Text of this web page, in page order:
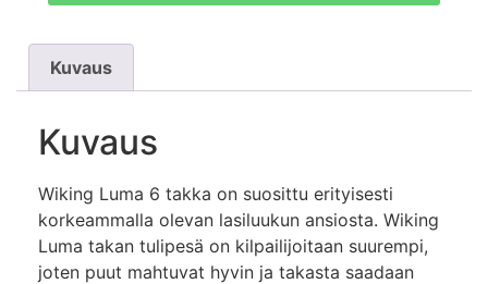
Kuvaus
Kuvaus
Wiking Luma 6 takka on suosittu erityisesti
korkeammalla olevan lasiluukun ansiosta. Wiking
Luma takan tulipesä on kilpailijoitaan suurempi,
joten puut mahtuvat hyvin ja takasta saadaan